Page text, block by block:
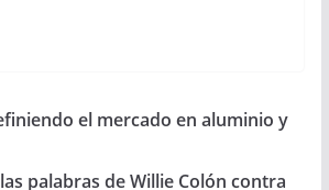
el mercado en aluminio y
palabras de Willie Colón contra